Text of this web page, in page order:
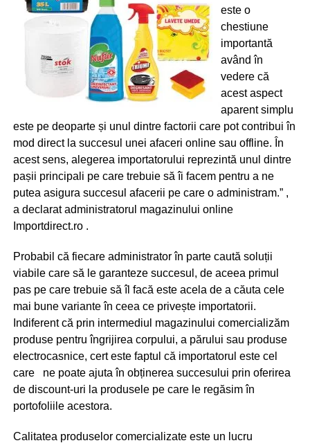
este o
chestiune
importantă
având în
vedere că
acest aspect
aparent simplu
este pe deoparte și unul dintre factorii care pot contribui în
mod direct la succesul unei afaceri online sau offline. În
acest sens, alegerea importatorului reprezintă unul dintre
pașii principali pe care trebuie să îi facem pentru a ne
putea asigura succesul afacerii pe care o administram.” ,
a declarat administratorul magazinului online
Importdirect.ro .
Probabil că fiecare administrator în parte caută soluții
viabile care să le garanteze succesul, de aceea primul
pas pe care trebuie să îl facă este acela de a căuta cele
mai bune variante în ceea ce privește importatorii.
Indiferent că prin intermediul magazinului comercializăm
produse pentru îngrijirea corpului, a părului sau produse
electrocasnice, cert este faptul că importatorul este cel
care ne poate ajuta în obținerea succesului prin oferirea
de discount-uri la produsele pe care le regăsim în
portofoliile acestora.
Calitatea produselor comercializate este un lucru